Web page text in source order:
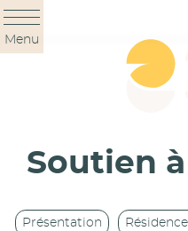
Panneau de gestion des
Menu
Soutien
Présentation